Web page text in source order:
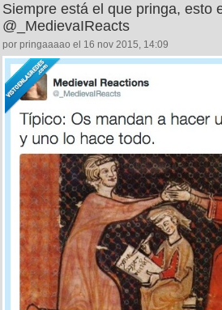
Siempre está el que pringa, esto
@_MedievaIReacts
por pringaaaao el 16 nov 2015, 14:09